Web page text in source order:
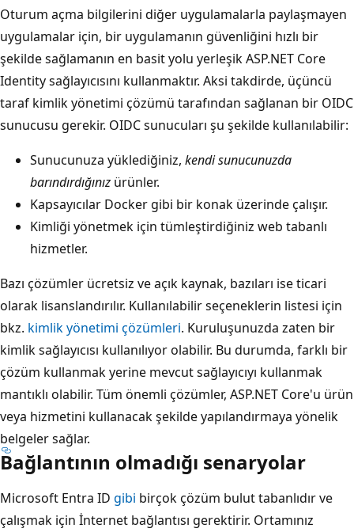
Oturum açma bilgilerini diğer uygulamalarla paylaşmayen
uygulamalar için, bir uygulamanın güvenliğini hızlı bir
şekilde sağlamanın en basit yolu yerleşik ASP.NET Core
Identity sağlayıcısını kullanmaktır. Aksi takdirde, üçüncü
taraf kimlik yönetimi çözümü tarafından sağlanan bir OIDC
sunucusu gerekir. OIDC sunucuları şu şekilde kullanılabilir:
Sunucunuza yüklediğiniz, kendi sunucunuzda
barındırdığınız ürünler.
Kapsayıcılar Docker gibi bir konak üzerinde çalışır.
Kimliği yönetmek için tümleştirdiğiniz web tabanlı
hizmetler.
Bazı çözümler ücretsiz ve açık kaynak, bazıları ise ticari
olarak lisanslandırılır. Kullanılabilir seçeneklerin listesi için
bkz. kimlik yönetimi çözümleri. Kuruluşunuzda zaten bir
kimlik sağlayıcısı kullanılıyor olabilir. Bu durumda, farklı bir
çözüm kullanmak yerine mevcut sağlayıcıyı kullanmak
mantıklı olabilir. Tüm önemli çözümler, ASP.NET Core'u ürün
veya hizmetini kullanacak şekilde yapılandırmaya yönelik
belgeler sağlar.
Bağlantının olmadığı senaryolar
Microsoft Entra ID gibi birçok çözüm bulut tabanlıdır ve
çalışmak için İnternet bağlantısı gerektirir. Ortamınız